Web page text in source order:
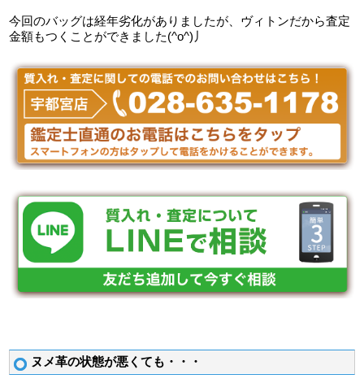
今回のバッグは経年劣化がありましたが、ヴィトンだから査定
金額もつくことができました(^o^)丿
ヌメ革の状態が悪くても・・・